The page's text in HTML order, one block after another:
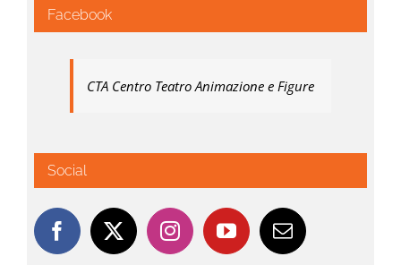
Facebook
CTA Centro Teatro Animazione e Figure
Social